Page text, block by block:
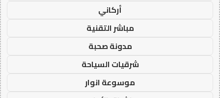
أركاني
مباشر التقنية
مدونة صحبة
شرقيات السياحة
موسوعة انوار